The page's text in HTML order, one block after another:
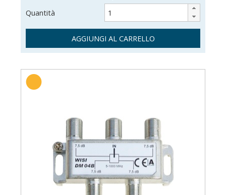
Quantità
AGGIUNGI AL CARRELLO